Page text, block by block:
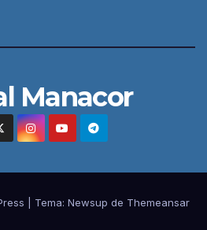
Manacor
Tema: Newsup de Themeansar